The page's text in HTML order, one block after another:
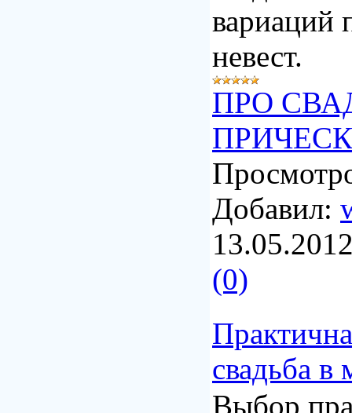
вариаций
невест.
ПРО
Добавил:
(0)
свадьба
Выбор